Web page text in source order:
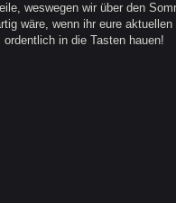
weswegen wir über den
wäre, wenn ihr eure
in die Tasten hauen!